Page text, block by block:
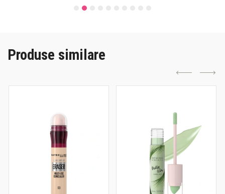
Produse similare